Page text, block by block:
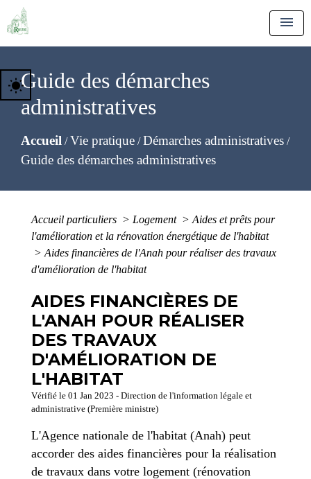
menu
Guide des démarches
administratives
Accueil /Vie pratique /Démarches administratives /
Guide des démarches administratives
wb_sunny
Accueil particuliers > Logement > Aides et prêts pour
l'amélioration et la rénovation énergétique de l'habitat
> Aides financières de l'Anah pour réaliser des travaux
d'amélioration de l'habitat
AIDES FINANCIÈRES DE
L'ANAH POUR RÉALISER
DES TRAVAUX
D'AMÉLIORATION DE
L'HABITAT
Vérifié le 01 Jan 2023 - Direction de l'information légale et
administrative (Première ministre)
L'Agence nationale de l'habitat (Anah) peut
accorder des aides financières pour la réalisation
de travaux dans votre logement (rénovation